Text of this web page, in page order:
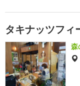
タキナッツフィ
森